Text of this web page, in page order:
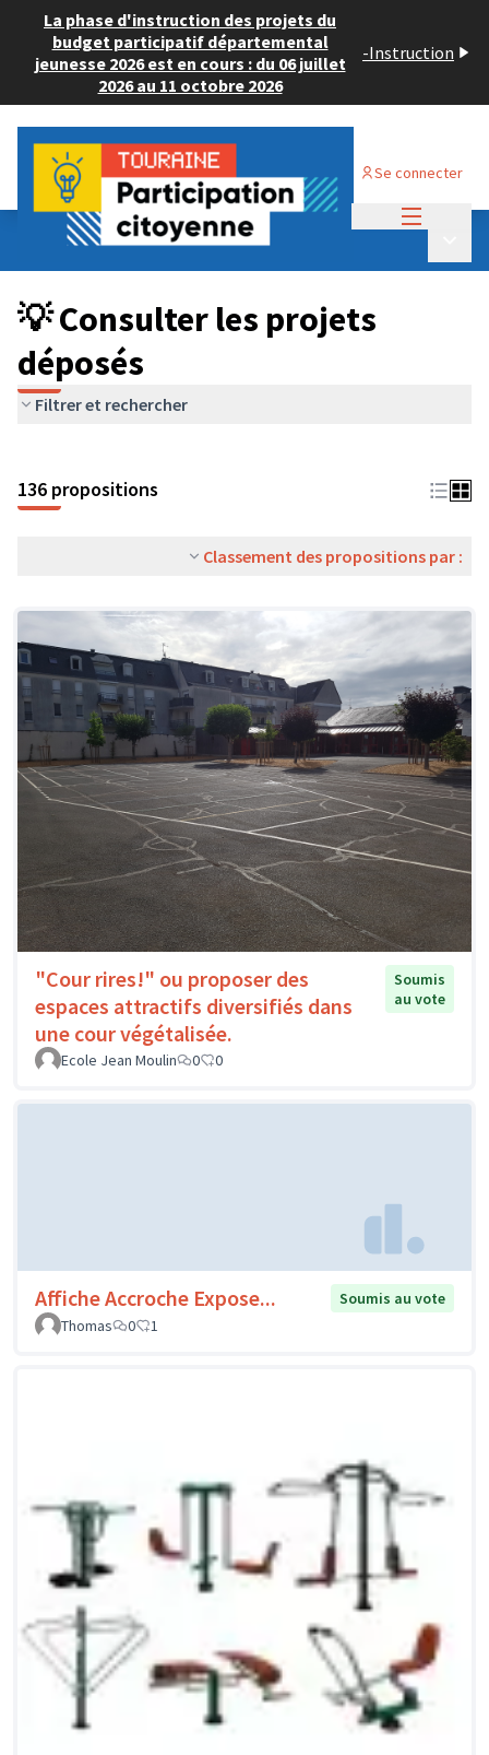
La phase d'instruction des projets du
budget participatif départemental
jeunesse 2026 est en cours : du 06 juillet
2026 au 11 octobre 2026
-Instruction
Se connecter
Budget Participatif JEUNESSE 2024
💡 Consulter les projets déposés
💡 Consulter les projets
déposés
Filtrer et rechercher
136 propositions
Classement des propositions par :
"Cour rires!" ou proposer des
espaces attractifs diversifiés dans
une cour végétalisée.
Soumis
au vote
Ecole Jean Moulin 0 0
Affiche Accroche Expose...
Soumis au vote
Thomas
0 1